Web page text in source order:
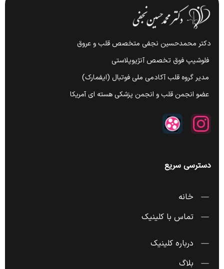
دکتر محمدحسین نجفی متخصص قلب و عروق
فلوشیپ فوق تخصص آنژیوپلاستی
مدیر گروه قلب آکادمی ملی فوتبال (ایفمارک)
عضو انجمن قلب و انجمن پزشکی هسته ای آمریکا
دسترسی سریع
خانه
تماس با کلینیک
درباره کلینیک
بلاگ